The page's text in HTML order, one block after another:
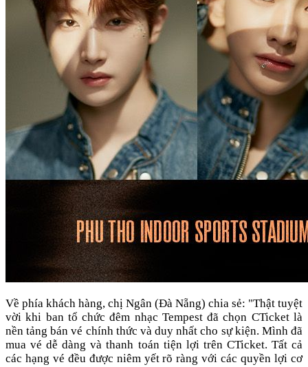
Về phía khách hàng, chị Ngân (Đà Nẵng) chia sẻ: "Thật tuyệt
vời khi ban tổ chức đêm nhạc Tempest đã chọn CTicket là
nền tảng bán vé chính thức và duy nhất cho sự kiện. Mình đã
mua vé dễ dàng và thanh toán tiện lợi trên CTicket. Tất cả
các hạng vé đều được niêm yết rõ ràng với các quyền lợi cơ